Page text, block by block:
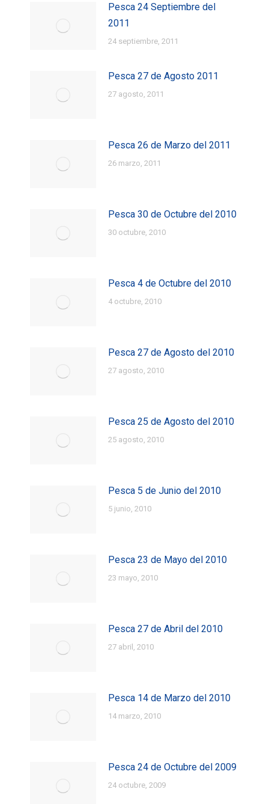
Pesca 24 Septiembre del
2011
24 septiembre, 2011
Pesca 27 de Agosto 2011
27 agosto, 2011
Pesca 26 de Marzo del 2011
26 marzo, 2011
Pesca 30 de Octubre del 2010
30 octubre, 2010
Pesca 4 de Octubre del 2010
4 octubre, 2010
Pesca 27 de Agosto del 2010
27 agosto, 2010
Pesca 25 de Agosto del 2010
25 agosto, 2010
Pesca 5 de Junio del 2010
5 junio, 2010
Pesca 23 de Mayo del 2010
23 mayo, 2010
Pesca 27 de Abril del 2010
27 abril, 2010
Pesca 14 de Marzo del 2010
14 marzo, 2010
Pesca 24 de Octubre del 2009
24 octubre, 2009